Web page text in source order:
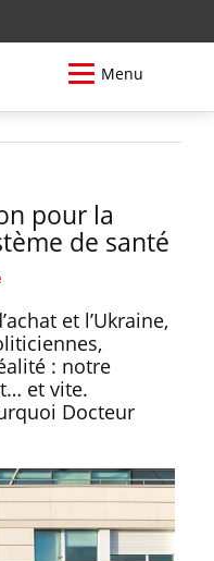
Menu
pour la
de santé
et l’Ukraine,
: notre
et vite.
Docteur